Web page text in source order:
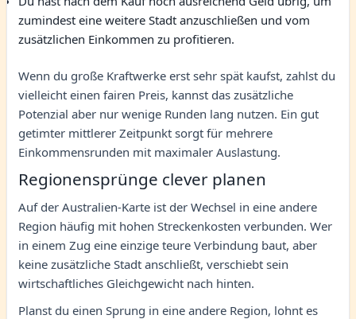
zumindest eine weitere Stadt anzuschließen und vom
zusätzlichen Einkommen zu profitieren.
Wenn du große Kraftwerke erst sehr spät kaufst, zahlst du
vielleicht einen fairen Preis, kannst das zusätzliche
Potenzial aber nur wenige Runden lang nutzen. Ein gut
getimter mittlerer Zeitpunkt sorgt für mehrere
Einkommensrunden mit maximaler Auslastung.
Regionensprünge clever planen
Auf der Australien-Karte ist der Wechsel in eine andere
Region häufig mit hohen Streckenkosten verbunden. Wer
in einem Zug eine einzige teure Verbindung baut, aber
keine zusätzliche Stadt anschließt, verschiebt sein
wirtschaftliches Gleichgewicht nach hinten.
Planst du einen Sprung in eine andere Region, lohnt es